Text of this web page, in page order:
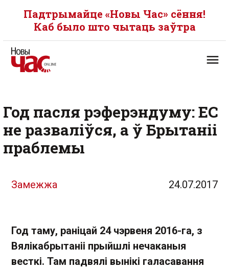
Падтрымайце «Новы Час» сёння!
Каб было што чытаць заўтра
Год пасля рэферэндуму: ЕС
не разваліўся, а ў Брытаніі
праблемы
Замежжа 24.07.2017
Год таму, раніцай 24 чэрвеня 2016-га, з
Вялікабрытаніі прыйшлі нечаканыя
весткі. Там падвялі вынікі галасавання